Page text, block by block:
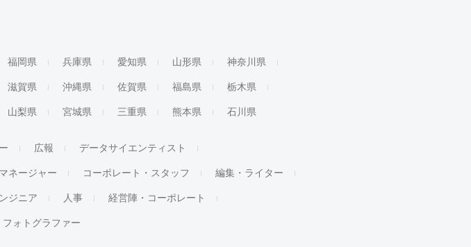
福岡県 兵庫県 愛知県 山形県 神奈川県
滋賀県 沖縄県 佐賀県 福島県 栃木県
山梨県 宮城県 三重県 熊本県 石川県
広報 データサイエンティスト
ネージャー コーポレート・スタッフ 編集・ライター
ジニア 人事 経営陣・コーポレート
フォトグラファー